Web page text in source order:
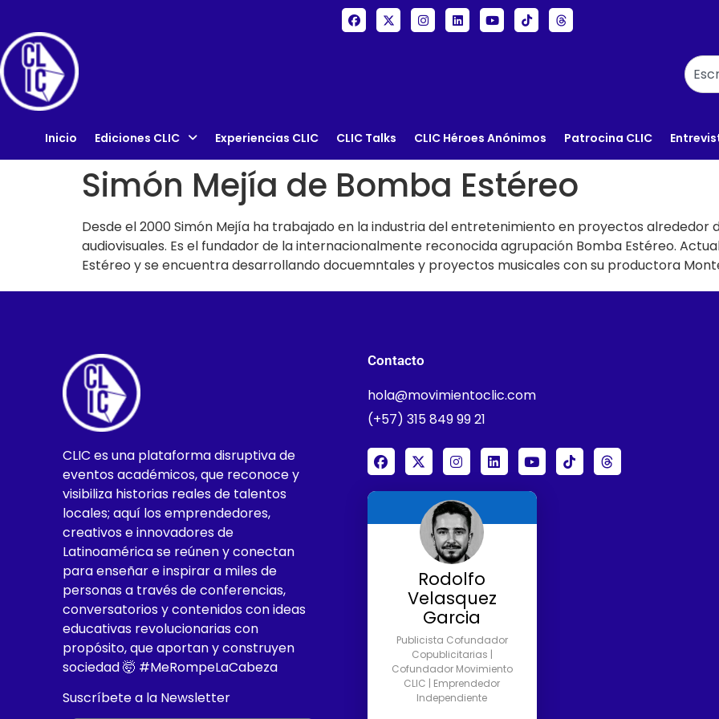
Inicio Ediciones CLIC Experiencias CLIC CLIC Talks CLIC Héroes Anónimos Patrocina CLIC
Simón Mejía de Bomba Estéreo
Desde el 2000 Simón Mejía ha trabajado en la industria del entretenimiento en proyectos alrededor
audiovisuales. Es el fundador de la internacionalmente reconocida agrupación Bomba Estéreo.
Estéreo y se encuentra desarrollando docuemntales y proyectos musicales con su productora
CLIC es una plataforma disruptiva de
eventos académicos, que reconoce y
visibiliza historias reales de talentos
locales; aquí los emprendedores,
creativos e innovadores de
Latinoamérica se reúnen y conectan
para enseñar e inspirar a miles de
personas a través de conferencias,
conversatorios y contenidos con ideas
educativas revolucionarias con
propósito, que aportan y construyen
sociedad 🤯 #MeRompeLaCabeza
Suscríbete a la Newsletter
Contacto
hola@movimientoclic.com
(+57) 315 849 99 21
Rodolfo
Velasquez
Garcia
Publicista Cofundador
Copublicitarias |
Cofundador Movimiento
CLIC | Emprendedor
Independiente